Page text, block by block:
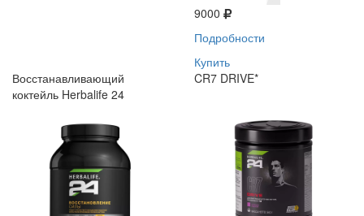
9000
Подробности
Купить
Восстанавливающий
коктейль Herbalife 24
CR7 DRIVE*